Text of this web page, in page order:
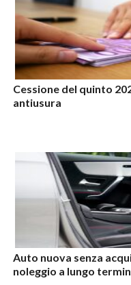
Cessione del quinto
antiusura
Auto nuova senza
noleggio a lungo